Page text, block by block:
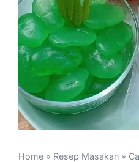
Home » Resep Masakan »